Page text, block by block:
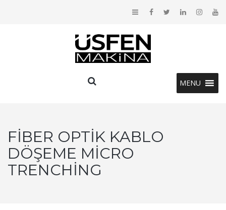
MENU
FIBER OPTIK KABLO
DÖŞEME MICRO
TRENCHING